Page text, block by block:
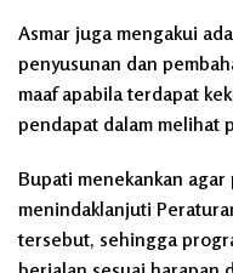
Asmar juga mengakui
penyusunan dan
maaf apabila terdapat
pendapat dalam melihat
Bupati menekankan
menindaklanjuti
tersebut, sehingga